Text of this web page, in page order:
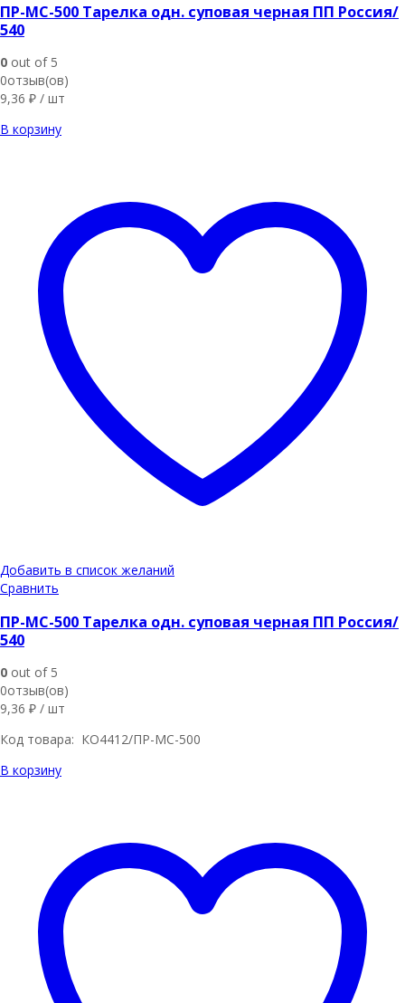
ПР-МС-500 Тарелка одн. суповая черная ПП Россия/
540
0 out of 5
0отзыв(ов)
9,36 ₽ / шт
В корзину
Добавить в список желаний
Сравнить
ПР-МС-500 Тарелка одн. суповая черная ПП Россия/
540
0 out of 5
0отзыв(ов)
9,36 ₽ / шт
Код товара: КО4412/ПР-МС-500
В корзину